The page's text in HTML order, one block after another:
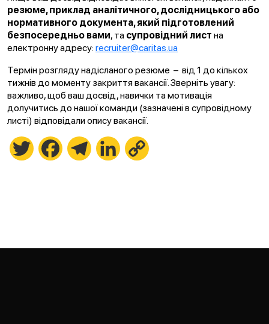
резюме, приклад аналітичного, дослідницького або
нормативного документа, який підготовлений
безпосередньо вами, та супровідний лист на
електронну адресу: recruiter@caritas.ua
Термін розгляду надісланого резюме – від 1 до кількох
тижнів до моменту закриття вакансії. Зверніть увагу:
важливо, щоб ваш досвід, навички та мотивація
долучитись до нашої команди (зазначені в супровідному
листі) відповідали опису вакансії.
Twitter FacebookTelegramLinkedIn